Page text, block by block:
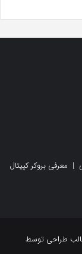
| معرفی بروکر کپیتال
طراحی توسط